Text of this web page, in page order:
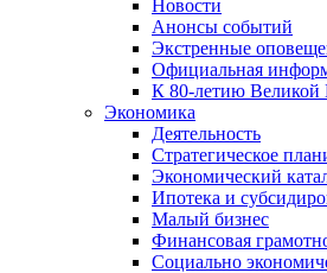
Новости
Анонсы событий
Экстренные
Официальная
К 80-летию Великой
Экономика
Деятельность
Стратегическое
Экономический
Ипотека и
Малый бизнес
Финансовая
Социально